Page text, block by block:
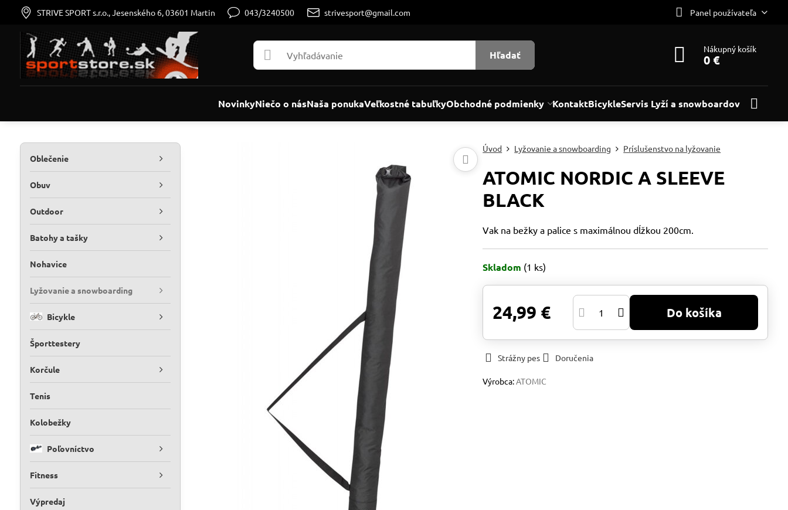
STRIVE SPORT s.r.o., Jesenského 6, 03601 Martin 043/3240500 strivesport@gmail.com Panel používateľa
Hľadať Nákupný košík
0 €
NovinkyNiečo o násNaša ponukaVeľkostné tabuľkyObchodné podmienky KontaktBicykleServis Lyží a snowboardov
Úvod Lyžovanie a snowboarding Príslušenstvo na lyžovanie
ATOMIC NORDIC A SLEEVE
BLACK
Vak na bežky a palice s maximálnou dĺžkou 200cm.
Skladom (1 ks)
24,99 € Do košíka
Strážny pes Doručenia
Výrobca:ATOMIC
Oblečenie
Obuv
Outdoor
Batohy a tašky
Nohavice
Lyžovanie a snowboarding
Bicykle
Športtestery
Korčule
Tenis
Kolobežky
Poľovníctvo
Fitness
Výpredaj